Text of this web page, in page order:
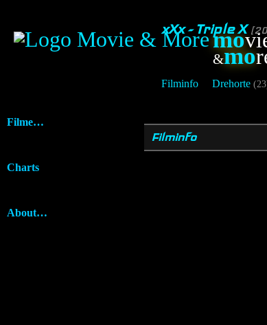
mo
&mo
xXx - Triple X
Filminfo Drehorte
Filme…
Charts
About…
Filminfo